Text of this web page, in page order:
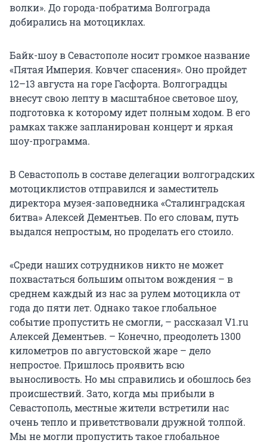
волки». До города-побратима Волгограда
добирались на мотоциклах.
Байк-шоу в Севастополе носит громкое название
«Пятая Империя. Ковчег спасения». Оно пройдет
12–13 августа на горе Гасфорта. Волгоградцы
внесут свою лепту в масштабное световое шоу,
подготовка к которому идет полным ходом. В его
рамках также запланирован концерт и яркая
шоу-программа.
В Севастополь в составе делегации волгоградских
мотоциклистов отправился и заместитель
директора музея-заповедника «Сталинградская
битва» Алексей Дементьев. По его словам, путь
выдался непростым, но проделать его стоило.
«Среди наших сотрудников никто не может
похвастаться большим опытом вождения – в
среднем каждый из нас за рулем мотоцикла от
года до пяти лет. Однако такое глобальное
событие пропустить не смогли, – рассказал V1.ru
Алексей Дементьев. – Конечно, преодолеть 1300
километров по августовской жаре – дело
непростое. Пришлось проявить всю
выносливость. Но мы справились и обошлось без
происшествий. Зато, когда мы прибыли в
Севастополь, местные жители встретили нас
очень тепло и приветствовали дружной толпой.
Мы не могли пропустить такое глобальное